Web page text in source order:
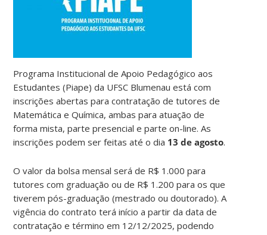
Programa Institucional de Apoio Pedagógico aos
Estudantes (Piape) da UFSC Blumenau está com
inscrições abertas para contratação de tutores de
Matemática e Química, ambas para atuação de
forma mista, parte presencial e parte on-line. As
inscrições podem ser feitas até o dia 13 de agosto.
O valor da bolsa mensal será de R$ 1.000 para
tutores com graduação ou de R$ 1.200 para os que
tiverem pós-graduação (mestrado ou doutorado). A
vigência do contrato terá início a partir da data de
contratação e término em 12/12/2025, podendo